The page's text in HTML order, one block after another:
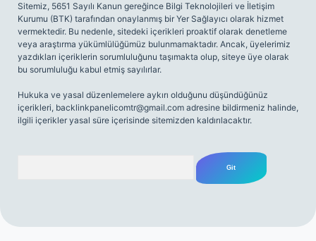
Sitemiz, 5651 Sayılı Kanun gereğince Bilgi Teknolojileri ve İletişim
Kurumu (BTK) tarafından onaylanmış bir Yer Sağlayıcı olarak hizmet
vermektedir. Bu nedenle, sitedeki içerikleri proaktif olarak denetleme
veya araştırma yükümlülüğümüz bulunmamaktadır. Ancak, üyelerimiz
yazdıkları içeriklerin sorumluluğunu taşımakta olup, siteye üye olarak
bu sorumluluğu kabul etmiş sayılırlar.
Hukuka ve yasal düzenlemelere aykırı olduğunu düşündüğünüz
içerikleri, backlinkpanelicomtr@gmail.com adresine bildirmeniz halinde,
ilgili içerikler yasal süre içerisinde sitemizden kaldırılacaktır.